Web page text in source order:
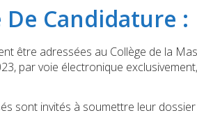
Candidature :
être adressées au Collège de la
par voie électronique exclusivement,
sont invités à soumettre leur